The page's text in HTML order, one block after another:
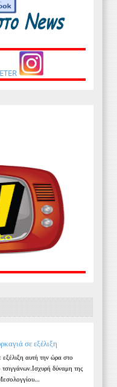
σε εξέλιξη
αυτή την ώρα στο
δύναμη της